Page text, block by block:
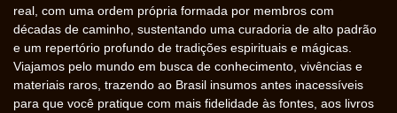
real, com uma ordem própria formada por membros com
décadas de caminho, sustentando uma curadoria de alto padrão
e um repertório profundo de tradições espirituais e mágicas.
Viajamos pelo mundo em busca de conhecimento, vivências e
materiais raros, trazendo ao Brasil insumos antes inacessíveis
para que você pratique com mais fidelidade às fontes, aos livros